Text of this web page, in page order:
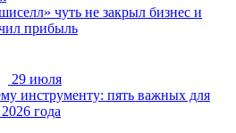
чуть не закрыл бизнес и
прибыль
29 июля
инструменту: пять важных для
года